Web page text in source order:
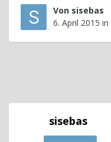
Von sisebas
6. April 2015 in
sisebas